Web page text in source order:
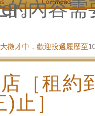
Flash Player。
徵才中，歡迎投遞履歷至
［租約
止］